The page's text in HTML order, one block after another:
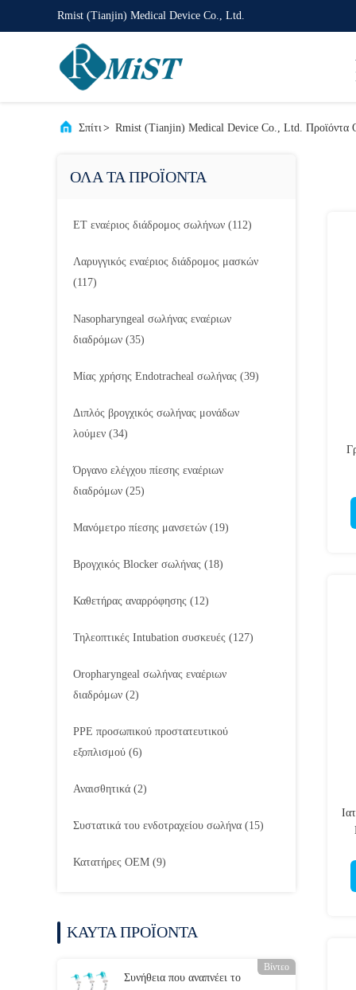
Rmist (Tianjin) Medical Device Co., Ltd.
Σπίτι> Rmist (Tianjin) Medical Device Co., Ltd. Προϊόντα
ΟΛΑ ΤΑ ΠΡΟΪΟΝΤΑ
ET εναέριος διάδρομος σωλήνων (112)
Λαρυγγικός εναέριος διάδρομος μασκών
(117)
Nasopharyngeal σωλήνας εναέριων
διαδρόμων (35)
Μίας χρήσης Endotracheal σωλήνας (39)
Διπλός βρογχικός σωλήνας μονάδων
λούμεν (34)
Όργανο ελέγχου πίεσης εναέριων
διαδρόμων (25)
Μανόμετρο πίεσης μανσετών (19)
Βρογχικός Blocker σωλήνας (18)
Καθετήρας αναρρόφησης (12)
Τηλεοπτικές Intubation συσκευές (127)
Oropharyngeal σωλήνας εναέριων
διαδρόμων (2)
PPE προσωπικού προστατευτικού
εξοπλισμού (6)
Αναισθητικά (2)
Συστατικά του ενδοτραχείου σωλήνα (15)
Κατατήρες OEM (9)
ΚΑΥΤΑ ΠΡΟΪΟΝΤΑ
Βίντεο
Συνήθεια που αναπνέει το